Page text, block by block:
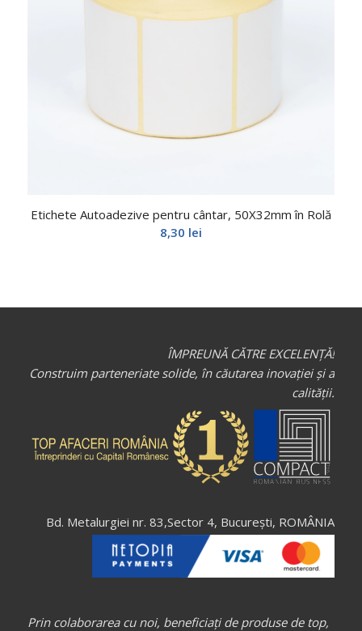
Etichete Autoadezive pentru cântar, 50X32mm în Rolă
8,30 lei
ÎMPREUNĂ CĂTRE EXCELENȚĂ!
Construim parteneriate solide, în căutarea inovației și a
calității.
Bd. Metalurgiei nr. 83,Sector 4, București, ROMÂNIA
Prin colaborarea cu noi, beneficiați de produse de top,